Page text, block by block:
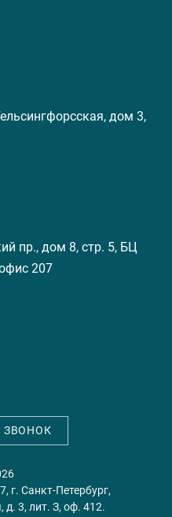
дом 3,
пр., дом 8, стр. 5, БЦ
207
ЗВОНОК
Санкт-Петербург,
д. 3, лит. З, оф. 412.